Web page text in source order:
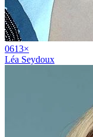
0613×
Léa Seydoux